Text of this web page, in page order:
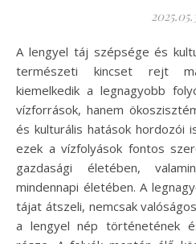
A lengyel táj szépsége és kulturális gazdagsága számos
természeti kincset rejt
kiemelkedik a legnagyobb
vízforrások, hanem
és kulturális hatások hordozói
ezek a vízfolyások fontos
gazdasági életében,
mindennapi életében. A
tájat átszeli, nemcsak
a lengyel nép történetének